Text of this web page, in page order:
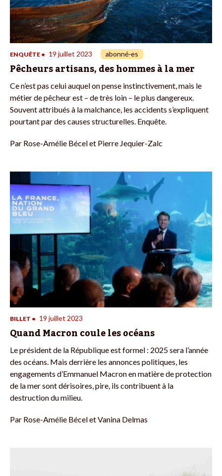
ENQUÊTE • 19 juillet 2023 abonné·es
Pêcheurs artisans, des hommes à la mer
Ce n’est pas celui auquel on pense instinctivement, mais le
métier de pêcheur est – de très loin – le plus dangereux.
Souvent attribués à la malchance, les accidents s’expliquent
pourtant par des causes structurelles. Enquête.
Par Rose-Amélie Bécel et Pierre Jequier-Zalc
BILLET • 19 juillet 2023
Quand Macron coule les océans
Le président de la République est formel : 2025 sera l’année
des océans. Mais derrière les annonces politiques, les
engagements d’Emmanuel Macron en matière de protection
de la mer sont dérisoires, pire, ils contribuent à la
destruction du milieu.
Par Rose-Amélie Bécel et Vanina Delmas